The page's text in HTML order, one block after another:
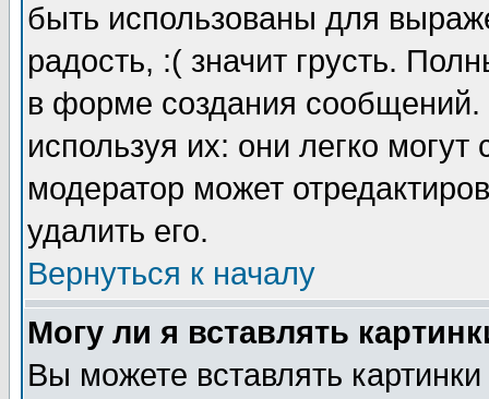
быть использованы для
радость, :( значит грусть.
в форме создания сообщений.
используя их: они легко
модератор может
удалить его.
Вернуться к началу
Могу ли я вставлять
Вы можете вставлять